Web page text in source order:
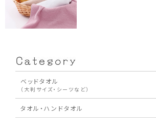
ベッドタオル
（大判サイズ・シーツなど）
タオル・ハンドタオル